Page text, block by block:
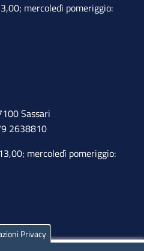
mercoledì pomeriggio:
Sassari
2638810
mercoledì pomeriggio:
Privacy